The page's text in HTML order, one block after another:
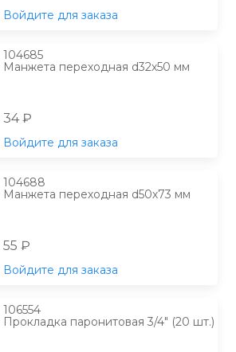
Войдите для заказа
104685
Манжета переходная d32х50 мм
34 ₽
Войдите для заказа
104688
Манжета переходная d50х73 мм
55 ₽
Войдите для заказа
106554
Прокладка паронитовая 3/4" (20 шт.)